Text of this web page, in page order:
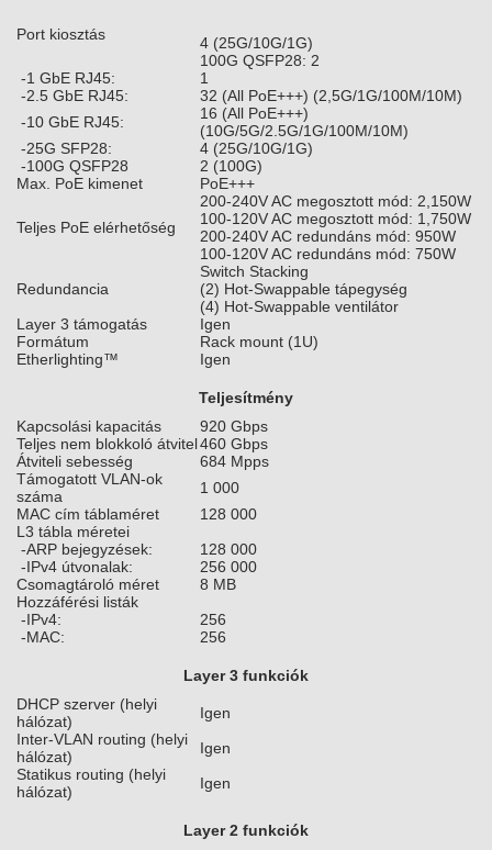
Port kiosztás
4 (25G/10G/1G)
100G QSFP28: 2
-1 GbE RJ45:
1
-2.5 GbE RJ45:
32 (All PoE+++) (2,5G/1G/100M/10M)
-10 GbE RJ45:
16 (All PoE+++)
(10G/5G/2.5G/1G/100M/10M)
-25G SFP28:
4 (25G/10G/1G)
-100G QSFP28
2 (100G)
Max. PoE kimenet
PoE+++
Teljes PoE elérhetőség
200-240V AC megosztott mód: 2,150W
100-120V AC megosztott mód: 1,750W
200-240V AC redundáns mód: 950W
100-120V AC redundáns mód: 750W
Redundancia
Switch Stacking
(2) Hot-Swappable tápegység
(4) Hot-Swappable ventilátor
Layer 3 támogatás
Igen
Formátum
Rack mount (1U)
Etherlighting™
Igen
Teljesítmény
Kapcsolási kapacitás
920 Gbps
Teljes nem blokkoló átvitel460 Gbps
Átviteli sebesség
684 Mpps
Támogatott VLAN-ok
száma
1 000
MAC cím táblaméret
128 000
L3 tábla méretei
-ARP bejegyzések:
128 000
-IPv4 útvonalak:
256 000
Csomagtároló méret
8 MB
Hozzáférési listák
-IPv4:
256
-MAC:
256
Layer 3 funkciók
DHCP szerver (helyi
hálózat)
Igen
Inter-VLAN routing (helyi
hálózat)
Igen
Statikus routing (helyi
hálózat)
Igen
Layer 2 funkciók